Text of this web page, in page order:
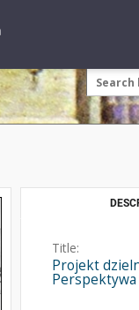
Title:
Projekt
Perspektywa